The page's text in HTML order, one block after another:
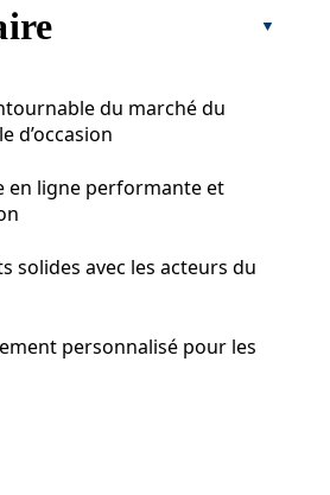
du marché du
d’occasion
en ligne performante et
solides avec les acteurs du
personnalisé pour les